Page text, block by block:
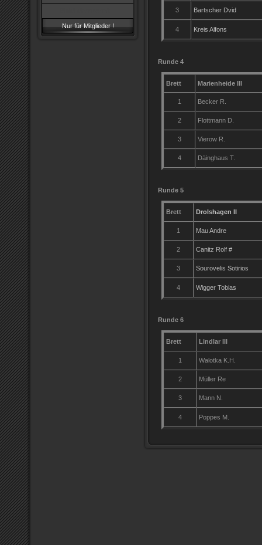
Nur für Mitglieder !
3 Bartscher Dvid
4 Kreis Alfons
Runde 4
Brett Marienheide III
1 Becker R.
2 Flottmann D.
3 Vierow R.
4 Däinghaus T.
Runde 5
Brett Drolshagen II
1 Mau Andre
2 Canitz Rolf #
3 Sourovelis Sotirios
4 Wigger Tobias
Runde 6
Brett Lindlar III
1 Walotka K.H.
2 Müller Re
3 Mann N.
4 Poppes M.